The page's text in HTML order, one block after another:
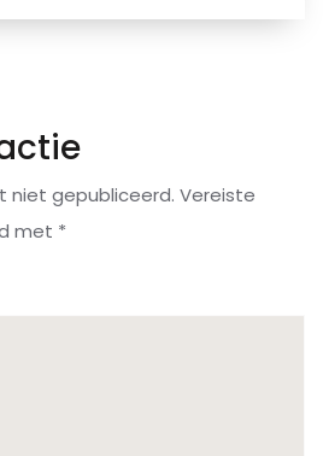
niet gepubliceerd. Vereiste
met *